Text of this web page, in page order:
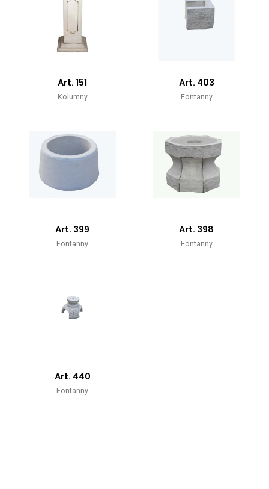
Art. 151
Kolumny
Art. 403
Fontanny
Art. 399
Fontanny
Art. 398
Fontanny
Art. 440
Fontanny